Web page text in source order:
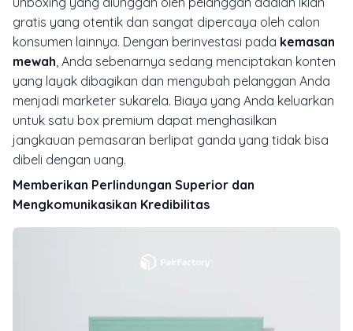
gratis yang otentik dan sangat dipercaya oleh calon
konsumen lainnya. Dengan berinvestasi pada kemasan
mewah, Anda sebenarnya sedang menciptakan konten
yang layak dibagikan dan mengubah pelanggan Anda
menjadi marketer sukarela. Biaya yang Anda keluarkan
untuk satu box premium dapat menghasilkan
jangkauan pemasaran berlipat ganda yang tidak bisa
dibeli dengan uang.
Memberikan Perlindungan Superior dan
Mengkomunikasikan Kredibilitas